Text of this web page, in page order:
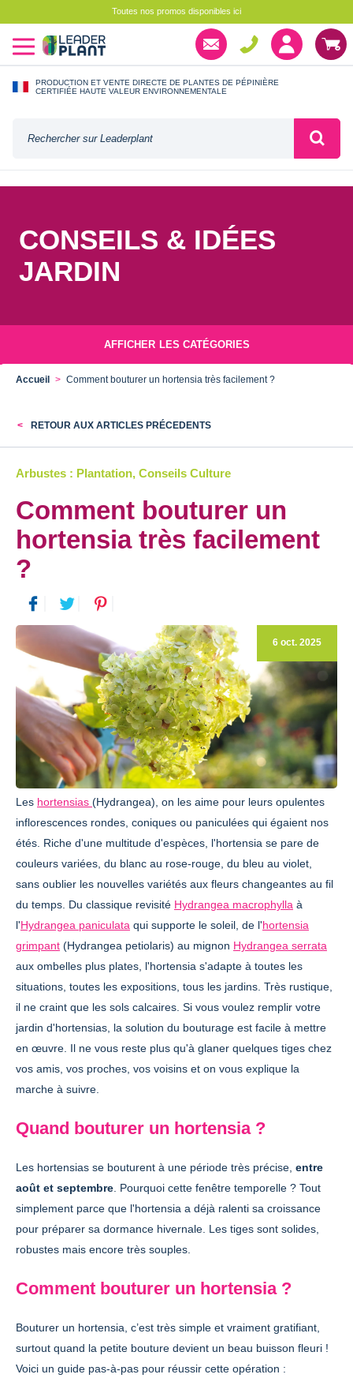
Toutes nos promos disponibles ici
PRODUCTION ET VENTE DIRECTE DE PLANTES DE PÉPINIÈRE
CERTIFIÉE HAUTE VALEUR ENVIRONNEMENTALE
CONSEILS & IDÉES
JARDIN
AFFICHER LES CATÉGORIES
Accueil Comment bouturer un hortensia très facilement ?
RETOUR AUX ARTICLES PRÉCEDENTS
Arbustes : Plantation, Conseils Culture
Comment bouturer un
hortensia très facilement
?
6 oct. 2025
Les hortensias (Hydrangea), on les aime pour leurs opulentes
inflorescences rondes, coniques ou paniculées qui égaient nos
étés. Riche d'une multitude d'espèces, l'hortensia se pare de
couleurs variées, du blanc au rose-rouge, du bleu au violet,
sans oublier les nouvelles variétés aux fleurs changeantes au fil
du temps. Du classique revisité Hydrangea macrophylla à
l'Hydrangea paniculata qui supporte le soleil, de l'hortensia
grimpant (Hydrangea petiolaris) au mignon Hydrangea serrata
aux ombelles plus plates, l'hortensia s'adapte à toutes les
situations, toutes les expositions, tous les jardins. Très rustique,
il ne craint que les sols calcaires. Si vous voulez remplir votre
jardin d'hortensias, la solution du bouturage est facile à mettre
en œuvre. Il ne vous reste plus qu'à glaner quelques tiges chez
vos amis, vos proches, vos voisins et on vous explique la
marche à suivre.
Quand bouturer un hortensia ?
Les hortensias se bouturent à une période très précise, entre
août et septembre . Pourquoi cette fenêtre temporelle ? Tout
simplement parce que l'hortensia a déjà ralenti sa croissance
pour préparer sa dormance hivernale. Les tiges sont solides,
robustes mais encore très souples.
Comment bouturer un hortensia ?
Bouturer un hortensia, c’est très simple et vraiment gratifiant,
surtout quand la petite bouture devient un beau buisson fleuri !
Voici un guide pas-à-pas pour réussir cette opération :